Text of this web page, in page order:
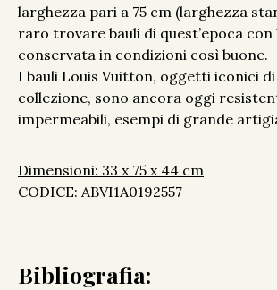
larghezza pari a 75 cm (larghezza
raro trovare bauli di quest’epoca con
conservata in condizioni così buone.
I bauli Louis Vuitton, oggetti iconici
collezione, sono ancora oggi
impermeabili, esempi di grande
Dimensioni: 33 x 75 x 44 cm
CODICE: ABVI1A0192557
Bibliografia: